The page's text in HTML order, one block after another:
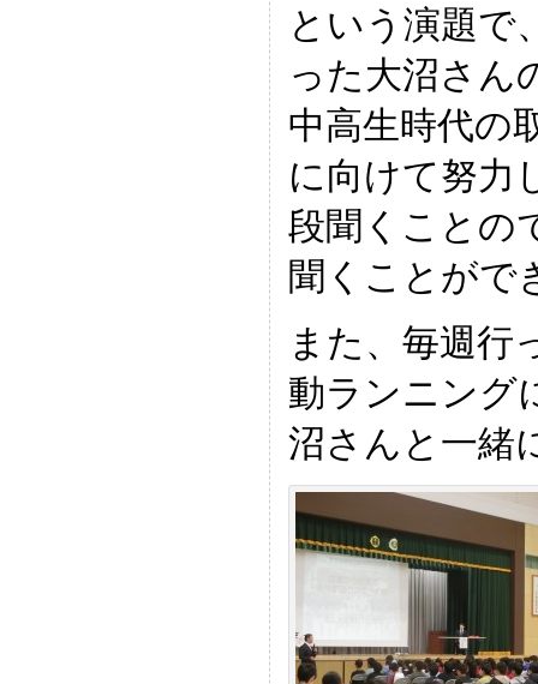
という演題で
った大沼さん
中高生時代の
に向けて努力
段聞くことの
聞くことがで
また、毎週行
動ランニング
沼さんと一緒